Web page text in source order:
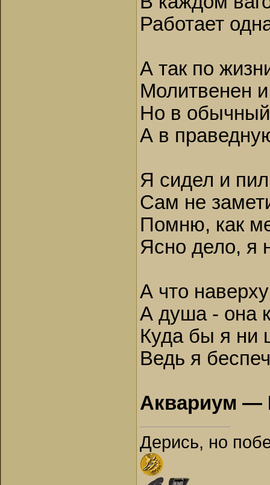
Работает
А так по
Молитвенен
Но в
А в
Я сидел и
Сам не
Помню, как
Ясно дело, я
А что
А душа - она
Куда бы я ни
Ведь я
Аквариум —
Дерись, но